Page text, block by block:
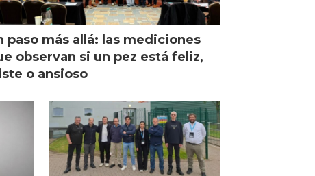
paso más allá: las mediciones
observan si un pez está feliz,
o ansioso